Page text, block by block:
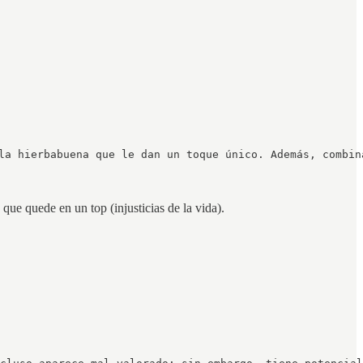
que le dan un toque único. Además,
quede en un top (injusticias de la vida).